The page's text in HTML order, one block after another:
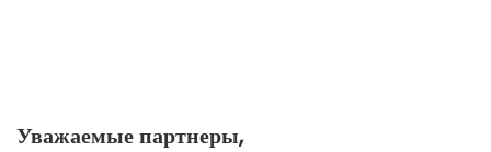
Уважаемые партнеры,